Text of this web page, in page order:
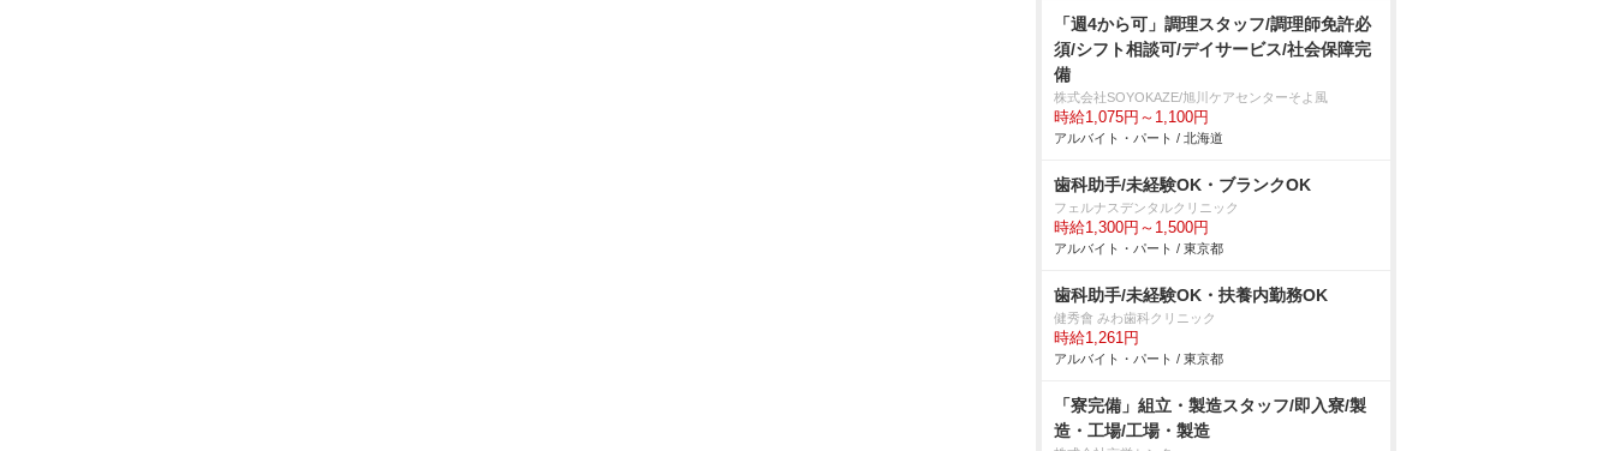
「週4から可」調理スタッフ/調理師免許必
須/シフト相談可/デイサービス/社会保障完
備
株式会社SOYOKAZE/旭川ケアセンターそよ風
時給1,075円～1,100円
アルバイト・パート / 北海道
歯科助手/未経験OK・ブランクOK
フェルナスデンタルクリニック
時給1,300円～1,500円
アルバイト・パート / 東京都
歯科助手/未経験OK・扶養内勤務OK
健秀會 みわ歯科クリニック
時給1,261円
アルバイト・パート / 東京都
「寮完備」組立・製造スタッフ/即入寮/製
造・工場/工場・製造